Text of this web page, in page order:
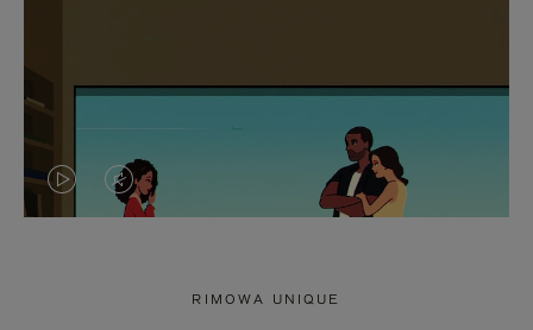
LA LE
RIMOWA UNIQUE